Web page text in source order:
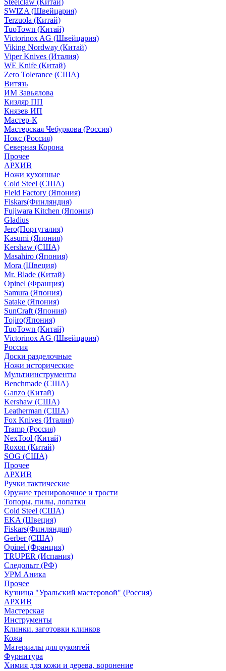
Steelclaw (Китай)
SWIZA (Швейцария)
Terzuola (Китай)
TuoTown (Китай)
Victorinox AG (Швейцария)
Viking Nordway (Китай)
Viper Knives (Италия)
WE Knife (Китай)
Zero Tolerance (США)
Витязь
ИМ Завьялова
Кизляр ПП
Князев ИП
Мастер-К
Мастерская Чебуркова (Россия)
Нокс (Россия)
Северная Корона
Прочее
АРХИВ
Ножи кухонные
Cold Steel (США)
Field Factory (Япония)
Fiskars(Финляндия)
Fujiwara Kitchen (Япония)
Gladius
Jero(Португалия)
Kasumi (Япония)
Kershaw (США)
Masahiro (Япония)
Mora (Швеция)
Mr. Blade (Китай)
Opinel (Франция)
Samura (Япония)
Satake (Япония)
SunCraft (Япония)
Tojiro(Япония)
TuoTown (Китай)
Victorinox AG (Швейцария)
Россия
Доски разделочные
Ножи исторические
Мультиинструменты
Benchmade (США)
Ganzo (Китай)
Kershaw (США)
Leatherman (США)
Fox Knives (Италия)
Tramp (Россия)
NexTool (Китай)
Roxon (Китай)
SOG (США)
Прочее
АРХИВ
Ручки тактические
Оружие тренировочное и трости
Топоры, пилы, лопатки
Cold Steel (США)
EKA (Швеция)
Fiskars(Финляндия)
Gerber (США)
Opinel (Франция)
TRUPER (Испания)
Следопыт (РФ)
УРМ Аника
Прочее
Кузница "Уральский мастеровой" (Россия)
АРХИВ
Мастерская
Инструменты
Клинки. заготовки клинков
Кожа
Материалы для рукоятей
Фурнитура
Химия для кожи и дерева, воронение